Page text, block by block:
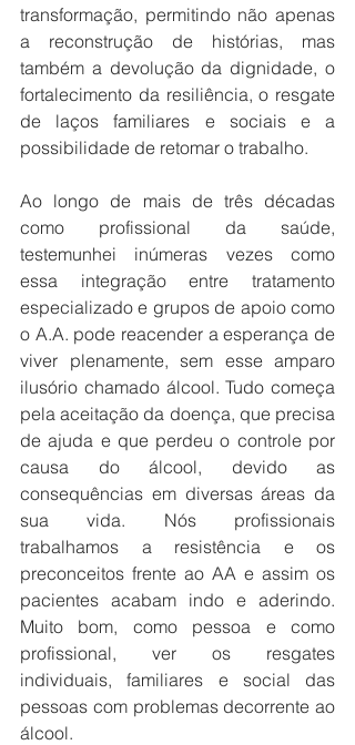
transformação, permitindo não apenas
a reconstrução de histórias, mas
também a devolução da dignidade, o
fortalecimento da resiliência, o resgate
de laços familiares e sociais e a
possibilidade de retomar o trabalho.
Ao longo de mais de três décadas
como profissional da saúde,
testemunhei inúmeras vezes como
essa integração entre tratamento
especializado e grupos de apoio como
o A.A. pode reacender a esperança de
viver plenamente, sem esse amparo
ilusório chamado álcool. Tudo começa
pela aceitação da doença, que precisa
de ajuda e que perdeu o controle por
causa do álcool, devido as
consequências em diversas áreas da
sua vida. Nós profissionais
trabalhamos a resistência e os
preconceitos frente ao AA e assim os
pacientes acabam indo e aderindo.
Muito bom, como pessoa e como
profissional, ver os resgates
individuais, familiares e social das
pessoas com problemas decorrente ao
álcool.